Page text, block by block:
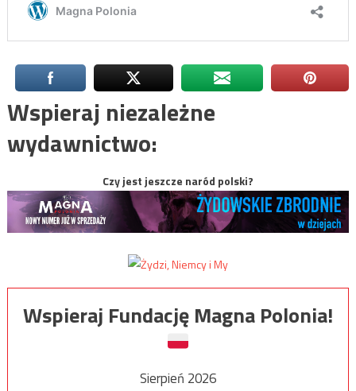
Wspieraj niezależne
wydawnictwo:
Czy jest jeszcze naród polski?
Wspieraj Fundację Magna Polonia!
Sierpień 2026